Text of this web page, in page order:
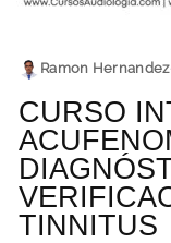
Ramon
CURSO
TINNITUS